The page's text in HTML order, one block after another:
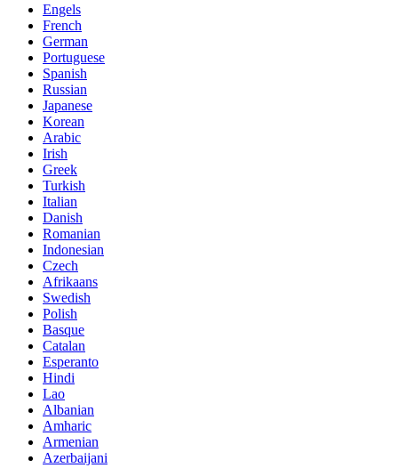
Engels
French
German
Portuguese
Spanish
Russian
Japanese
Korean
Arabic
Irish
Greek
Turkish
Italian
Danish
Romanian
Indonesian
Czech
Afrikaans
Swedish
Polish
Basque
Catalan
Esperanto
Hindi
Lao
Albanian
Amharic
Armenian
Azerbaijani